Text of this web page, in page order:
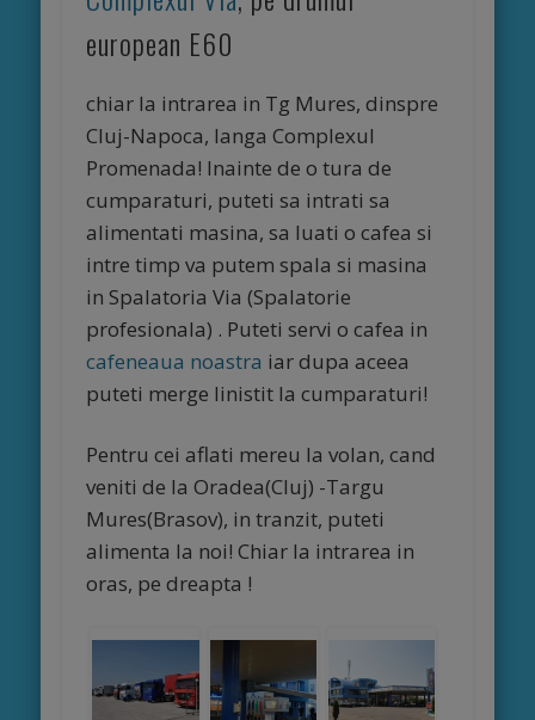
inclus,
internet
wireless
european E60
chiar la intrarea in Tg Mures, dinspre
Cluj-Napoca, langa Complexul
Promenada! Inainte de o tura de
cumparaturi, puteti sa intrati sa
alimentati masina, sa luati o cafea si
intre timp va putem spala si masina
in Spalatoria Via (Spalatorie
profesionala) . Puteti servi o cafea in
cafeneaua noastra iar dupa aceea
puteti merge linistit la cumparaturi!
Pentru cei aflati mereu la volan, cand
veniti de la Oradea(Cluj) -Targu
Mures(Brasov), in tranzit, puteti
alimenta la noi! Chiar la intrarea in
oras, pe dreapta !